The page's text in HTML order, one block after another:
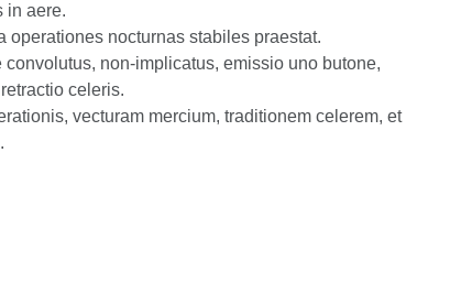
in aere.
operationes nocturnas stabiles praestat.
celeris.